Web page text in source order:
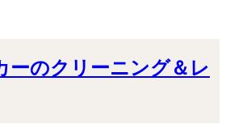
ーのクリーニング＆レ